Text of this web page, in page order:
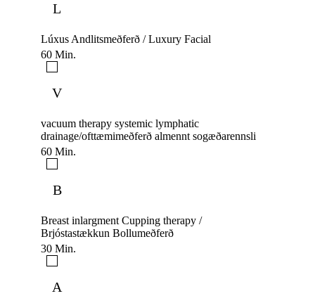
L
Lúxus Andlitsmeðferð / Luxury Facial
60 Min.
V
vacuum therapy systemic lymphatic
drainage/ofttæmimeðferð almennt sogæðarennsli
60 Min.
B
Breast inlargment Cupping therapy /
Brjóstastækkun Bollumeðferð
30 Min.
A